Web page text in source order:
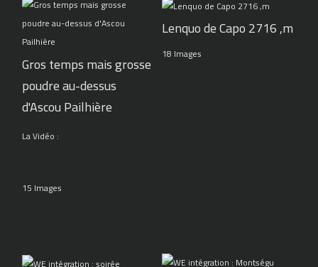
Gros temps mais grosse
poudre au-dessus
d'Ascou Pailhière
La Vidéo :
15 Images
Lenquo de Capo 2716 ,m
18 Images